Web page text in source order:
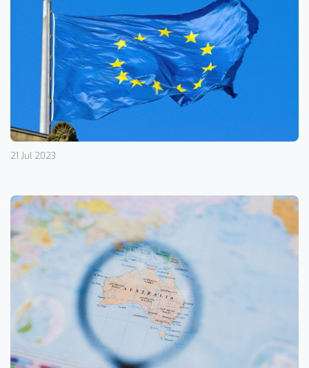
21 Jul 2023